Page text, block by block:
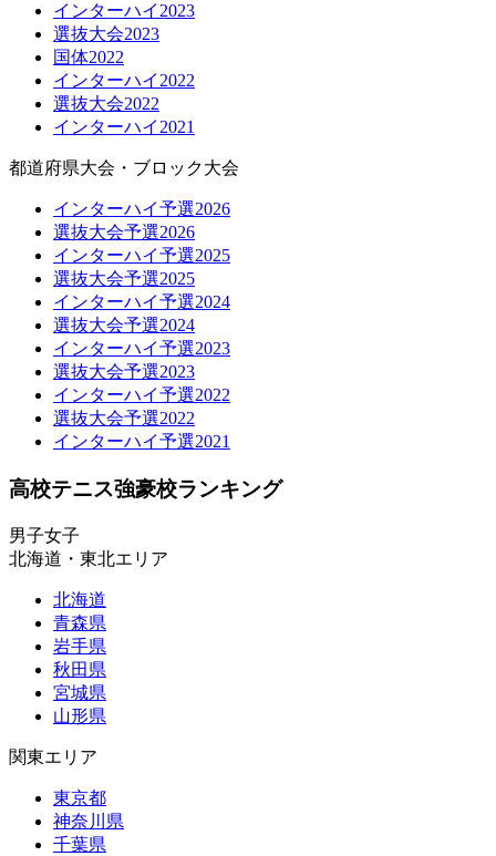
インターハイ2023
選抜大会2023
国体2022
インターハイ2022
選抜大会2022
インターハイ2021
都道府県大会・ブロック大会
インターハイ予選2026
選抜大会予選2026
インターハイ予選2025
選抜大会予選2025
インターハイ予選2024
選抜大会予選2024
インターハイ予選2023
選抜大会予選2023
インターハイ予選2022
選抜大会予選2022
インターハイ予選2021
高校テニス強豪校ランキング
男子女子
北海道・東北エリア
北海道
青森県
岩手県
秋田県
宮城県
山形県
関東エリア
東京都
神奈川県
千葉県